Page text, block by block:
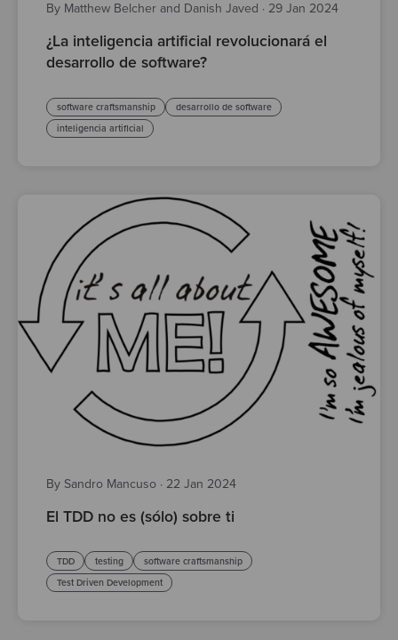
By Matthew Belcher and Danish Javed · 29 Jan 2024
¿La inteligencia artificial revolucionará el
desarrollo de software?
software craftsmanship
desarrollo de software
inteligencia artificial
By Sandro Mancuso · 22 Jan 2024
El TDD no es (sólo) sobre ti
TDD testing
software craftsmanship
Test Driven Development